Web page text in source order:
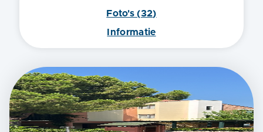
Foto's (32)
Informatie